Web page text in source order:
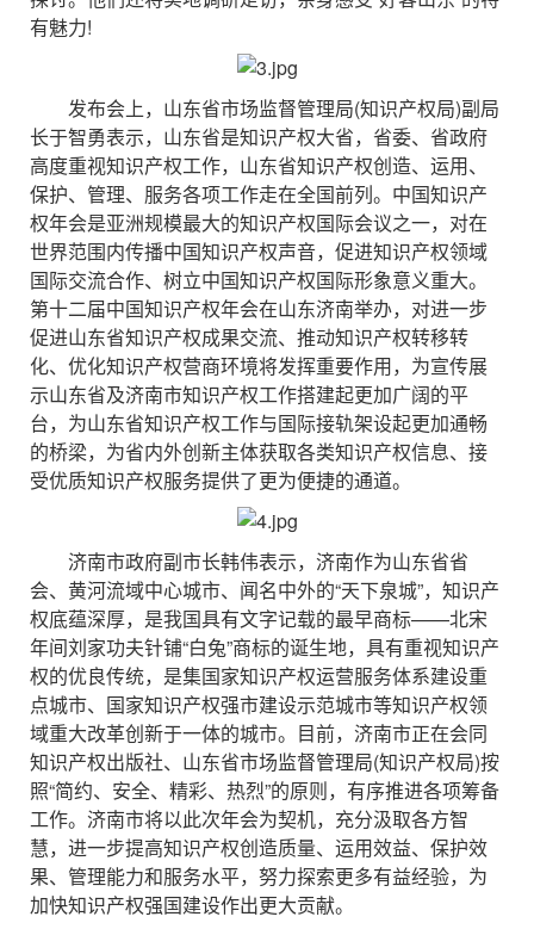
有魅力!
发布会上，山东省市场监督管理局(知识产权局)副局
长于智勇表示，山东省是知识产权大省，省委、省政府
高度重视知识产权工作，山东省知识产权创造、运用、
保护、管理、服务各项工作走在全国前列。中国知识产
权年会是亚洲规模最大的知识产权国际会议之一，对在
世界范围内传播中国知识产权声音，促进知识产权领域
国际交流合作、树立中国知识产权国际形象意义重大。
第十二届中国知识产权年会在山东济南举办，对进一步
促进山东省知识产权成果交流、推动知识产权转移转
化、优化知识产权营商环境将发挥重要作用，为宣传展
示山东省及济南市知识产权工作搭建起更加广阔的平
台，为山东省知识产权工作与国际接轨架设起更加通畅
的桥梁，为省内外创新主体获取各类知识产权信息、接
受优质知识产权服务提供了更为便捷的通道。
济南市政府副市长韩伟表示，济南作为山东省省
会、黄河流域中心城市、闻名中外的“天下泉城”，知识产
权底蕴深厚，是我国具有文字记载的最早商标——北宋
年间刘家功夫针铺“白兔”商标的诞生地，具有重视知识产
权的优良传统，是集国家知识产权运营服务体系建设重
点城市、国家知识产权强市建设示范城市等知识产权领
域重大改革创新于一体的城市。目前，济南市正在会同
知识产权出版社、山东省市场监督管理局(知识产权局)按
照“简约、安全、精彩、热烈”的原则，有序推进各项筹备
工作。济南市将以此次年会为契机，充分汲取各方智
慧，进一步提高知识产权创造质量、运用效益、保护效
果、管理能力和服务水平，努力探索更多有益经验，为
加快知识产权强国建设作出更大贡献。